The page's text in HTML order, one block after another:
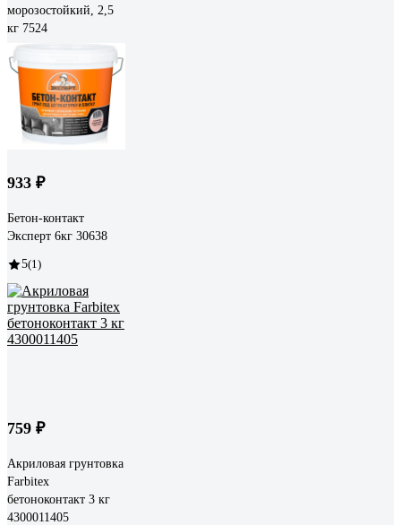
морозостойкий, 2,5
кг 7524
933 ₽
Бетон-контакт
Эксперт 6кг 30638
5(1)
759 ₽
Акриловая грунтовка
Farbitex
бетоноконтакт 3 кг
4300011405